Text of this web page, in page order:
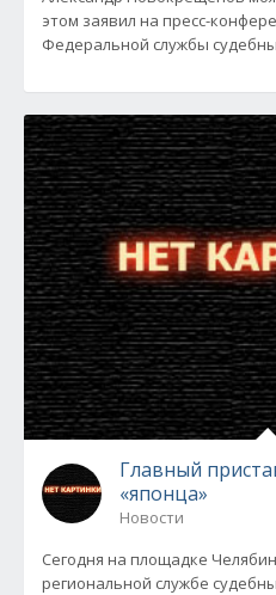
этом заявил на пресс-
Федеральной службы
Главный
«японца»
Новости
Сегодня на площадке
региональной службе